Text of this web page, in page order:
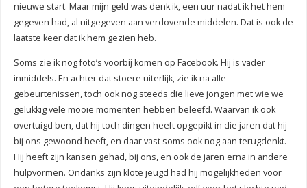
nieuwe start. Maar mijn geld was denk ik, een uur nadat ik het hem
gegeven had, al uitgegeven aan verdovende middelen. Dat is ook de
laatste keer dat ik hem gezien heb.
Soms zie ik nog foto’s voorbij komen op Facebook. Hij is vader
inmiddels. En achter dat stoere uiterlijk, zie ik na alle
gebeurtenissen, toch ook nog steeds die lieve jongen met wie we
gelukkig vele mooie momenten hebben beleefd. Waarvan ik ook
overtuigd ben, dat hij toch dingen heeft opgepikt in die jaren dat hij
bij ons gewoond heeft, en daar vast soms ook nog aan terugdenkt.
Hij heeft zijn kansen gehad, bij ons, en ook de jaren erna in andere
hulpvormen. Ondanks zijn klote jeugd had hij mogelijkheden voor